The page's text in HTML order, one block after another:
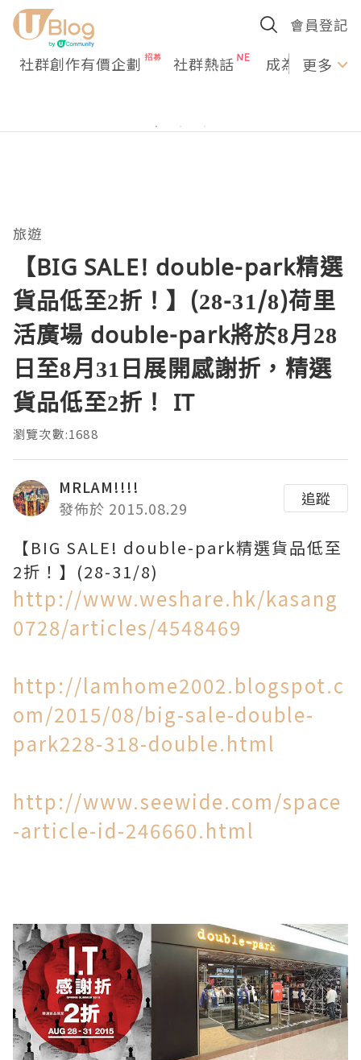
會員登記
社群創作有價企劃 社群熱話 成為U更多
旅遊
【BIG SALE! double-park精選
貨品低至2折！】(28-31/8)荷里
活廣場 double-park將於8月28
日至8月31日展開感謝折，精選
貨品低至2折！ IT
瀏覽次數:1688
MRLAM!!!!
發佈於 2015.08.29
追蹤
【BIG SALE! double-park精選貨品低至
2折！】(28-31/8)
http://www.weshare.hk/kasang
0728/articles/4548469
http://lamhome2002.blogspot.c
om/2015/08/big-sale-double-
park228-318-double.html
http://www.seewide.com/space
-article-id-246660.html